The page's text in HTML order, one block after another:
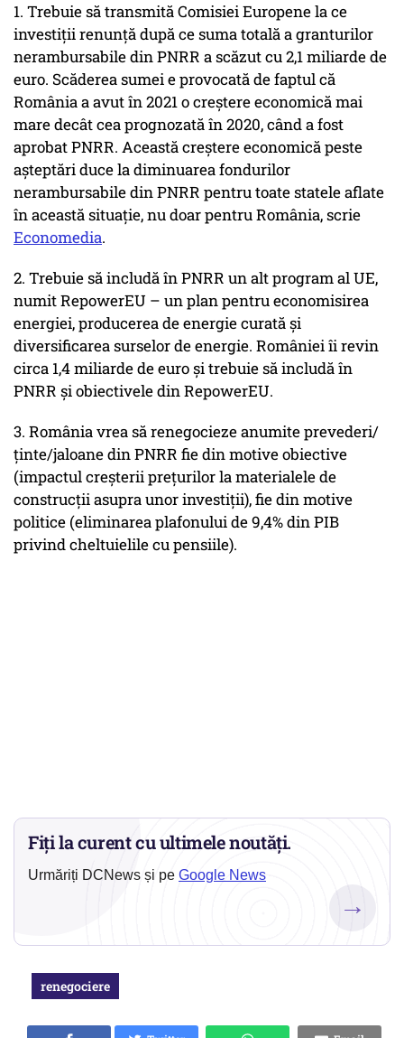
1. Trebuie să transmită Comisiei Europene la ce
investiții renunță după ce suma totală a granturilor
nerambursabile din PNRR a scăzut cu 2,1 miliarde de
euro. Scăderea sumei e provocată de faptul că
România a avut în 2021 o creștere economică mai
mare decât cea prognozată în 2020, când a fost
aprobat PNRR. Această creștere economică peste
așteptări duce la diminuarea fondurilor
nerambursabile din PNRR pentru toate statele aflate
în această situație, nu doar pentru România, scrie
Economedia.
2. Trebuie să includă în PNRR un alt program al UE,
numit RepowerEU – un plan pentru economisirea
energiei, producerea de energie curată și
diversificarea surselor de energie. României îi revin
circa 1,4 miliarde de euro și trebuie să includă în
PNRR și obiectivele din RepowerEU.
3. România vrea să renegocieze anumite prevederi/
ținte/jaloane din PNRR fie din motive obiective
(impactul creșterii prețurilor la materialele de
construcții asupra unor investiții), fie din motive
politice (eliminarea plafonului de 9,4% din PIB
privind cheltuielile cu pensiile).
Fiți la curent cu ultimele noutăți.
Urmăriți DCNews și pe Google News
→
renegociere